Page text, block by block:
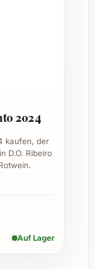
Wein
mit
mit
als
2024
kaufen, der
D.O. Ribeiro
Auf Lager